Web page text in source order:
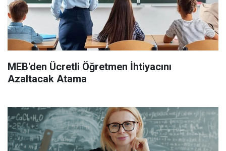
MEB'den Ücretli Öğretmen İhtiyacını
Azaltacak Atama